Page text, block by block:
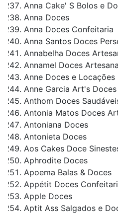
Anna Cake' S Bolos e
Anna Doces
Anna Doces Confeitaria
Anna Santos Doces
Annabelha Doces
Annamel Doces
Anne Doces e Locações
Anne Garcia Art's Doces
Anthom Doces
Antonia Matos Doces
Antoniana Doces
Antonieta Doces
Aos Cakes Doce
Aphrodite Doces
Apoema Balas & Doces
Appétit Doces
Apple Doces
Aptit Ass Salgados e